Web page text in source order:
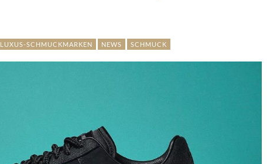
LUXUS-SCHMUCKMARKEN NEWS SCHMUCK